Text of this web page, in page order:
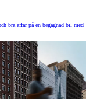
bra affär på en begagnad bil med